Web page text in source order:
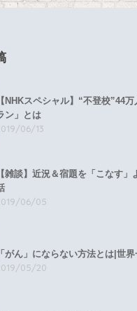
【NHKスペシャル】“不登校”44
ン」とは
06/13
【雑談】近況＆宿題を「こなす
06/05
「がん」にならない方法とは|世
05/20